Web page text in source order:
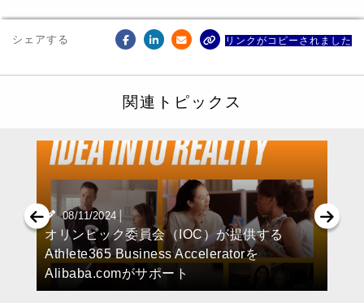
シェアする リンクがコピーされました
関連トピックス
08/11/2024 |
オリンピック委員会（IOC）が提供する
Athlete365 Business Acceleratorを
Alibaba.comがサポート